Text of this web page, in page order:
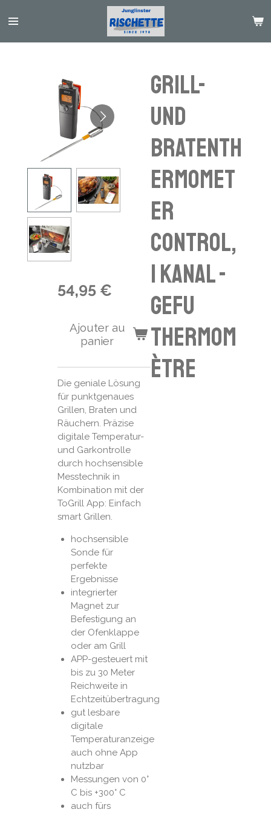
au
Grill-
und
Bratenth
ermomet
er
CONTROL,
1 Kanal -
GEFU
thermom
ètre
54,95 €
Ajouter au
panier
Die geniale Lösung
für punktgenaues
Grillen, Braten und
Räuchern. Präzise
digitale Temperatur-
und Garkontrolle
durch hochsensible
Messtechnik in
Kombination mit der
ToGrill App: Einfach
smart Grillen.
hochsensible
Sonde für
perfekte
Ergebnisse
integrierter
Magnet zur
Befestigung an
der Ofenklappe
oder am Grill
APP-gesteuert mit
bis zu 30 Meter
Reichweite in
Echtzeitübertragung
gut lesbare
digitale
Temperaturanzeige
auch ohne App
nutzbar
Messungen von 0°
C bis +300° C
auch fürs